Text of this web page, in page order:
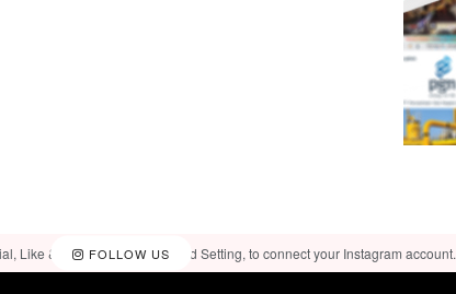
FOLLOW US
Like & View > Instagram Feed Setting, to connect your Instagram account.